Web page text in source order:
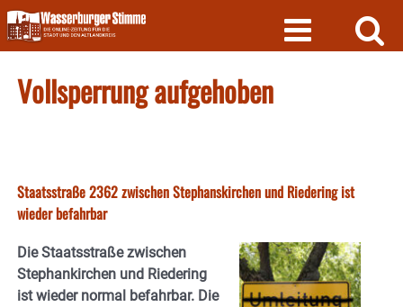
Skip
to
content
Vollsperrung aufgehoben
Staatsstraße 2362 zwischen Stephanskirchen und Riedering ist
wieder befahrbar
Die Staatsstraße zwischen
Stephankirchen und Riedering
ist wieder normal befahrbar. Die